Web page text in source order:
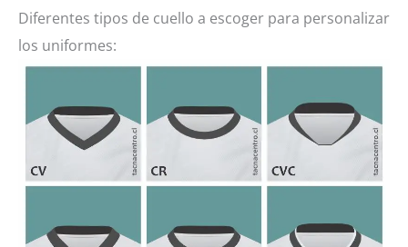
Diferentes tipos de cuello a escoger para personalizar
los uniformes: